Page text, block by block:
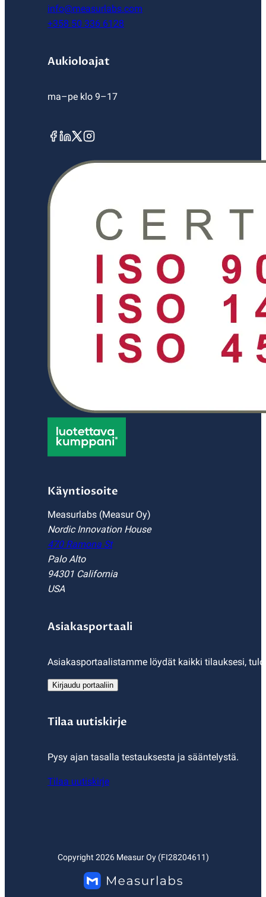
info@measurlabs.com
+358 50 336 6128
Aukioloajat
ma–pe klo 9–17
Käyntiosoite
Measurlabs (Measur Oy)
Nordic Innovation House
470 Ramona St
Palo Alto
94301 California
USA
Asiakasportaali
Asiakasportaalistamme löydät kaikki tilauksesi,
Kirjaudu portaaliin
Tilaa uutiskirje
Pysy ajan tasalla testauksesta ja sääntelystä.
Tilaa uutiskirje
Copyright 2026Measur Oy (FI28204611)